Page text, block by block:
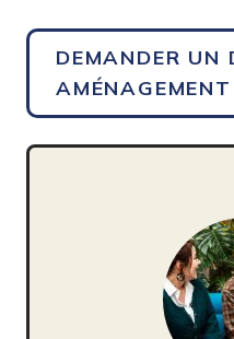
DEMANDER UN
AMÉNAGEMENT